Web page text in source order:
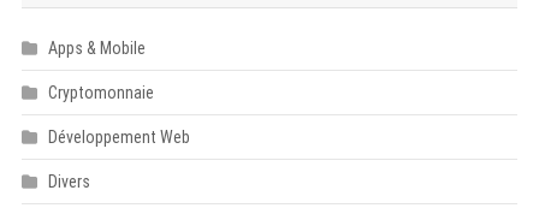
Apps & Mobile
Cryptomonnaie
Développement Web
Divers